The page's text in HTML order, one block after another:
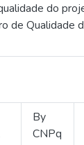
do
de Qualidade
By
CNPq